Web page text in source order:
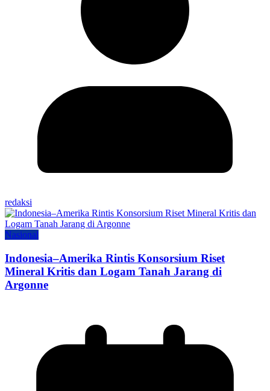
redaksi
Nasional
Indonesia–Amerika Rintis Konsorsium Riset
Mineral Kritis dan Logam Tanah Jarang di
Argonne